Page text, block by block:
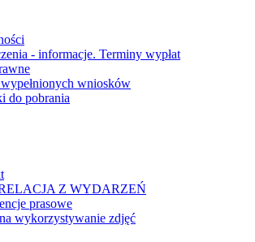
- informacje. Terminy wypłat
wniosków
do pobrania
Z WYDARZEŃ
prasowe
wykorzystywanie zdjęć